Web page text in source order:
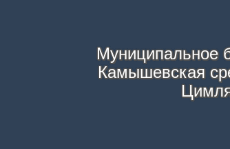
Муниципальное
Камышевская